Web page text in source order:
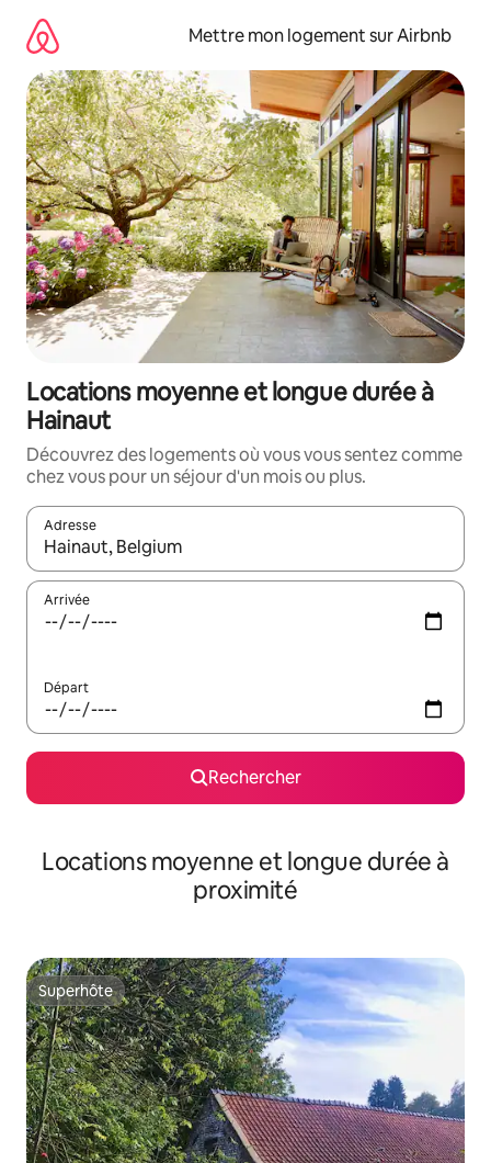
directement
contenu
Mettre mon logement sur Airbnb
Locations moyenne et longue durée à
Hainaut
Découvrez des logements où vous vous sentez comme
chez vous pour un séjour d'un mois ou plus.
Adresse
Lorsque les résultats s'affichent, utilisez les flèches vers le
Arrivée
Départ
Rechercher
Locations moyenne et longue durée à
proximité
Superhôte
Superhôte